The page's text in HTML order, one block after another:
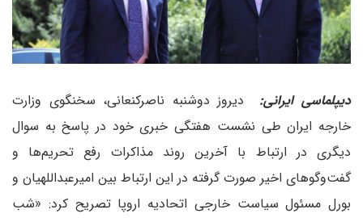
دیپلماسی ایرانی:
دیروز دوشنبه ناصرکنعانی، سخنگوی وزارت
خارجه ایران طی نشست هفتگی خبری خود در پاسخ به سوال
دیگری در ارتباط با آخرین روند مذاکرات رفع تحریم‌ها و
گفت‌وگوهای اخیر صورت گرفته در این ارتباط بین امیرعبداللهیان و
بورل مسئول سیاست خارجی اتحادیه اروپا تصریح کرد: «شب